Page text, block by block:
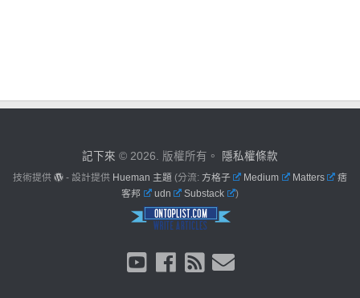
記下來 © 2026. 版權所有。 隱私權條款
技術提供 - 設計提供 Hueman 主題 (分流: 方格子 Medium Matters
痞
客邦
udn Substack )